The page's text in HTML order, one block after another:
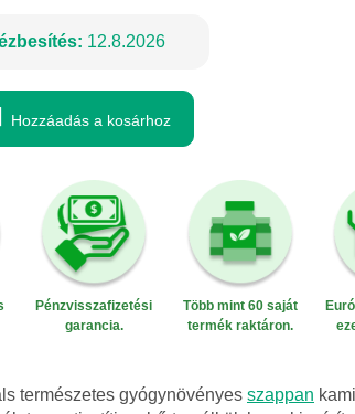
12.8.2026
Hozzáadás a kosárhoz
Pénzvisszafizetési
garancia.
Több mint 60 saját
termék raktáron.
természetes gyógynövényes szappan